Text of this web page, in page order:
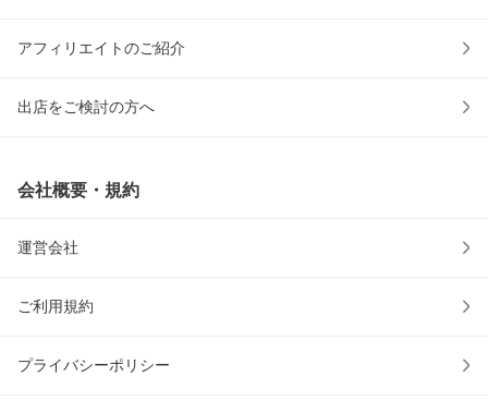
アフィリエイトのご紹介
出店をご検討の方へ
会社概要・規約
運営会社
ご利用規約
プライバシーポリシー